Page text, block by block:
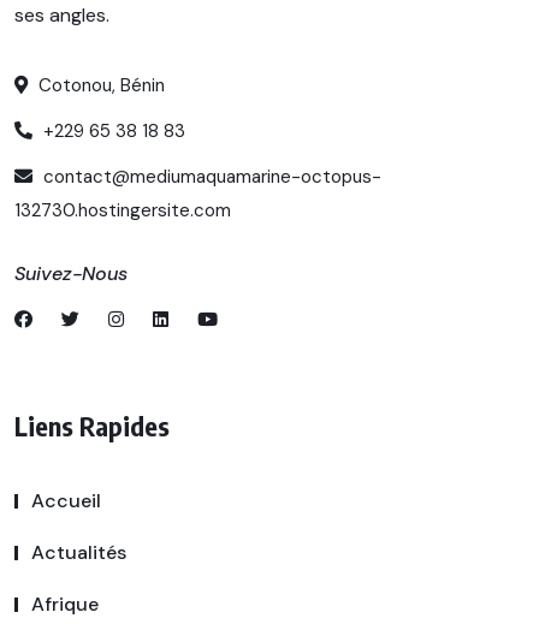
ses angles.
Cotonou, Bénin
+229 65 38 18 83
contact@mediumaquamarine-octopus-
132730.hostingersite.com
Suivez-Nous
Liens Rapides
Accueil
Actualités
Afrique